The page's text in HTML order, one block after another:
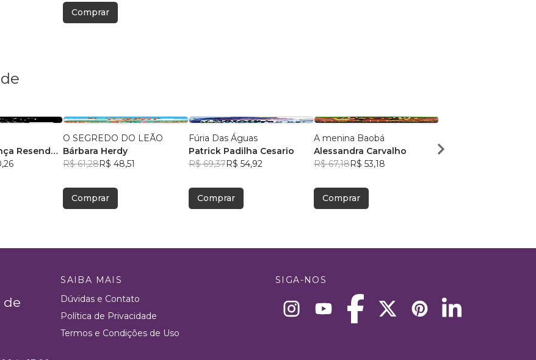
Comprar
Resende,
O SEGREDO DO LEÃO
Bárbara Herdy
R$ 61,28R$ 48,51
Comprar
Fúria Das Águas
Patrick Padilha Cesario
R$ 69,37R$ 54,92
Comprar
A menina Baobá
Alessandra Carvalho
R$ 67,18R$ 53,18
Comprar
Joice Cristina Carollo
de
SAIBA MAIS
Dúvidas e Contato
Política de Privacidade
Termos e Condições de Uso
SIGA-NOS